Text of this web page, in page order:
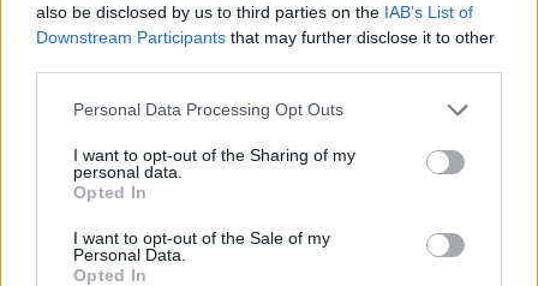
also be disclosed by us to third parties on the IAB’s List of
Downstream Participants that may further disclose it to other
Please note that this website/app uses one or more Google
not limited to your visit or usage behaviour. You may click to
grant or deny consent to Google and its third-party tags to
use your data for below specified purposes in below Google
consent section.
Personal Data Processing Opt Outs
I want to opt-out of the Sharing of my
personal data.
Opted In
I want to opt-out of the Sale of my
Personal Data.
Opted In
economici sostenibili e contribuire a costruire un
futuro prospero per il settore dell’ospitalità. Non
passo verso un domani migliore.
AiAdhubMedia